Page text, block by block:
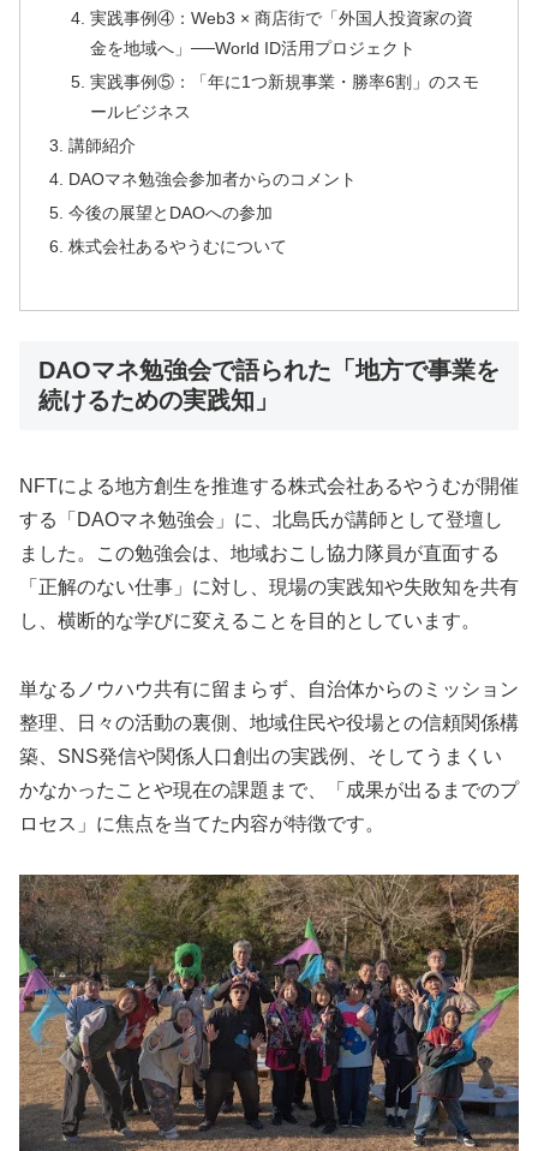
実践事例④：Web3 × 商店街で「外国人投資家の資
金を地域へ」──World ID活用プロジェクト
実践事例⑤：「年に1つ新規事業・勝率6割」のスモ
ールビジネス
講師紹介
DAOマネ勉強会参加者からのコメント
今後の展望とDAOへの参加
株式会社あるやうむについて
DAOマネ勉強会で語られた「地方で事業を
続けるための実践知」
NFTによる地方創生を推進する株式会社あるやうむが開催
する「DAOマネ勉強会」に、北島氏が講師として登壇し
ました。この勉強会は、地域おこし協力隊員が直面する
「正解のない仕事」に対し、現場の実践知や失敗知を共有
し、横断的な学びに変えることを目的としています。
単なるノウハウ共有に留まらず、自治体からのミッション
整理、日々の活動の裏側、地域住民や役場との信頼関係構
築、SNS発信や関係人口創出の実践例、そしてうまくい
かなかったことや現在の課題まで、「成果が出るまでのプ
ロセス」に焦点を当てた内容が特徴です。